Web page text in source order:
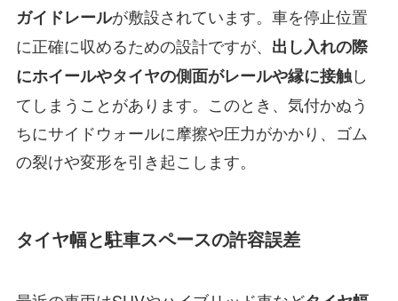
ガイドレールが敷設されています。車を停止位置
に正確に収めるための設計ですが、 出し入れの際
にホイールやタイヤの側面がレールや縁に接触し
てしまうことがあります。このとき、気付かぬう
ちにサイドウォールに摩擦や圧力がかかり、ゴム
の裂けや変形を引き起こします。
タイヤ幅と駐車スペースの許容誤差